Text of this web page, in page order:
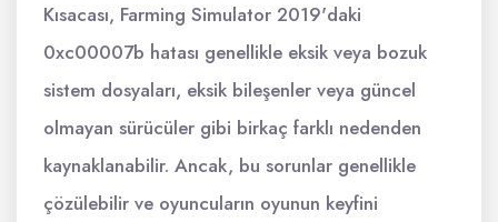
Kısacası, Farming Simulator 2019'daki
0xc00007b hatası genellikle eksik veya bozuk
sistem dosyaları, eksik bileşenler veya güncel
olmayan sürücüler gibi birkaç farklı nedenden
kaynaklanabilir. Ancak, bu sorunlar genellikle
çözülebilir ve oyuncuların oyunun keyfini